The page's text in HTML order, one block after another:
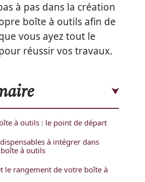
à pas dans la création
boîte à outils afin de
vous ayez tout le
réussir vos travaux.
à outils : le point de départ
à intégrer dans
à outils
le rangement de votre boîte à